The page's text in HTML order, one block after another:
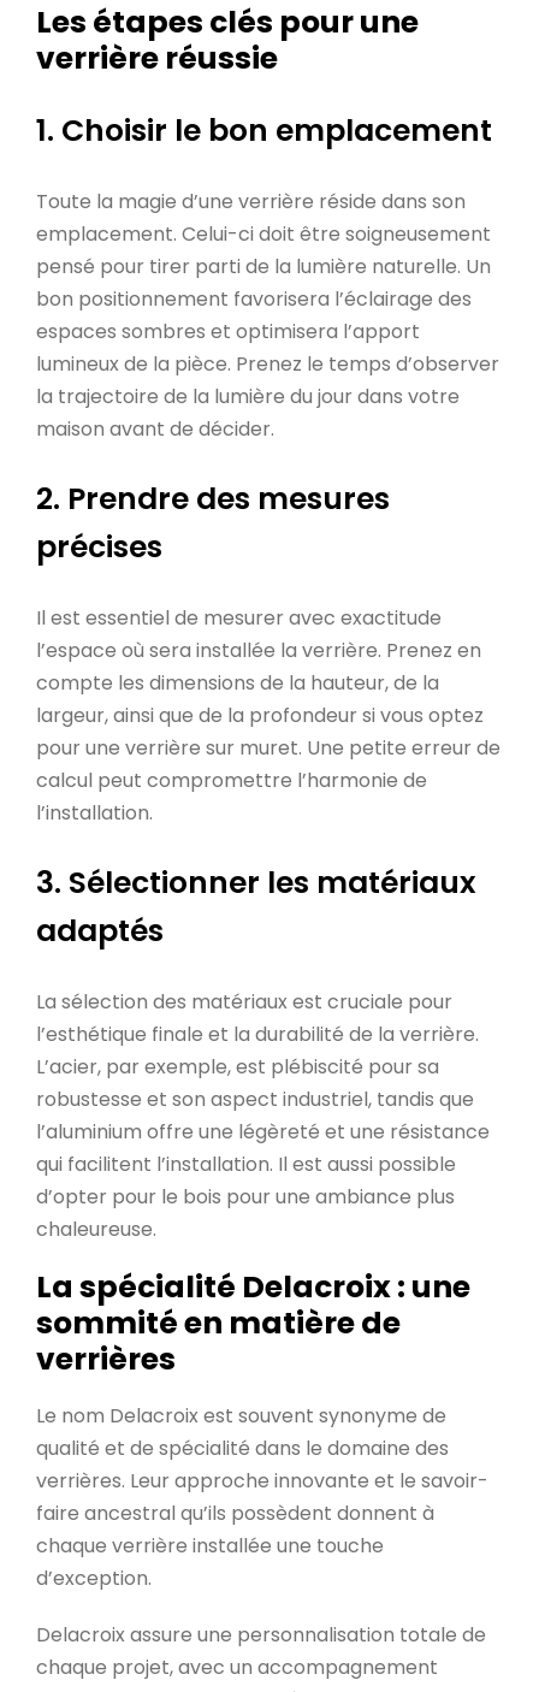
Les étapes clés pour une
verrière réussie
1. Choisir le bon emplacement
Toute la magie d’une verrière réside dans son
emplacement. Celui-ci doit être soigneusement
pensé pour tirer parti de la lumière naturelle. Un
bon positionnement favorisera l’éclairage des
espaces sombres et optimisera l’apport
lumineux de la pièce. Prenez le temps d’observer
la trajectoire de la lumière du jour dans votre
maison avant de décider.
2. Prendre des mesures
précises
Il est essentiel de mesurer avec exactitude
l’espace où sera installée la verrière. Prenez en
compte les dimensions de la hauteur, de la
largeur, ainsi que de la profondeur si vous optez
pour une verrière sur muret. Une petite erreur de
calcul peut compromettre l’harmonie de
l’installation.
3. Sélectionner les matériaux
adaptés
La sélection des matériaux est cruciale pour
l’esthétique finale et la durabilité de la verrière.
L’acier, par exemple, est plébiscité pour sa
robustesse et son aspect industriel, tandis que
l’aluminium offre une légèreté et une résistance
qui facilitent l’installation. Il est aussi possible
d’opter pour le bois pour une ambiance plus
chaleureuse.
La spécialité Delacroix : une
sommité en matière de
verrières
Le nom Delacroix est souvent synonyme de
qualité et de spécialité dans le domaine des
verrières. Leur approche innovante et le savoir-
faire ancestral qu’ils possèdent donnent à
chaque verrière installée une touche
d’exception.
Delacroix assure une personnalisation totale de
chaque projet, avec un accompagnement